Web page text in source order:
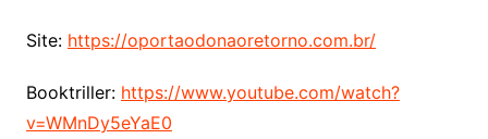
Site: https://oportaodonaoretorno.com.br/
Booktriller: https://www.youtube.com/watch?
v=WMnDy5eYaE0